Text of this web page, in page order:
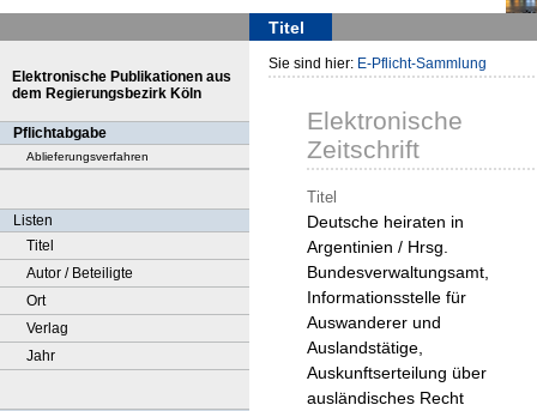
Titel
Elektronische Publikationen aus
dem Regierungsbezirk Köln
Pflichtabgabe
Ablieferungsverfahren
Listen
Titel
Autor / Beteiligte
Ort
Verlag
Jahr
Sie sind hier: E-Pflicht-Sammlung
Elektronische
Zeitschrift
Titel
Deutsche heiraten in
Argentinien / Hrsg.
Bundesverwaltungsamt,
Informationsstelle für
Auswanderer und
Auslandstätige,
Auskunftserteilung über
ausländisches Recht